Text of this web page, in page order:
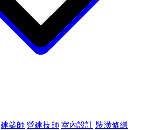
建築師 營建技師 室內設計 裝潢修繕